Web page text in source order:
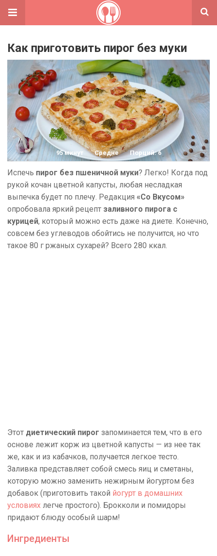
Как приготовить пирог без муки
95 минут Средне Порций: 6
Испечь пирог без пшеничной муки? Легко! Когда под
рукой кочан цветной капусты, любая несладкая
выпечка будет по плечу. Редакция «Со Вкусом»
опробовала яркий рецепт заливного пирога с
курицей, который можно есть даже на диете. Конечно,
совсем без углеводов обойтись не получится, но что
такое 80 г ржаных сухарей? Всего 280 ккал.
Этот диетический пирог запоминается тем, что в его
основе лежит корж из цветной капусты — из нее так
же, как и из кабачков, получается легкое тесто.
Заливка представляет собой смесь яиц и сметаны,
которую можно заменить нежирным йогуртом без
добавок (приготовить такой йогурт в домашних
условиях легче простого). Брокколи и помидоры
придают блюду особый шарм!
Ингредиенты